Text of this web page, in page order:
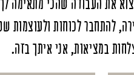
להתחבר לכוחות ולעוצמות
במציאות, אני איתך בזה.